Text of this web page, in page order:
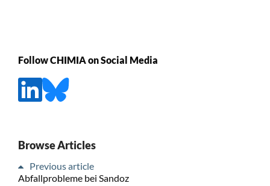
Follow CHIMIA on Social Media
Browse Articles
Previous article
Abfallprobleme bei Sandoz